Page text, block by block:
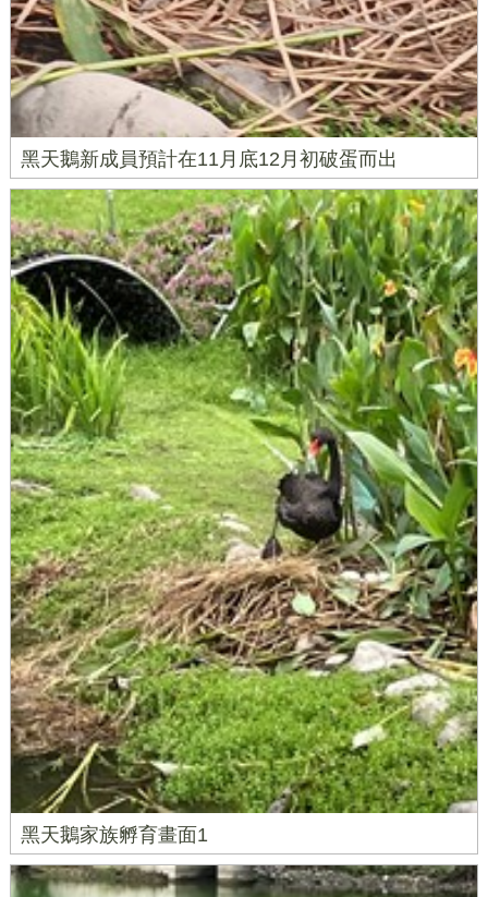
黑天鵝新成員預計在11月底12月初破蛋而出
黑天鵝家族孵育畫面1